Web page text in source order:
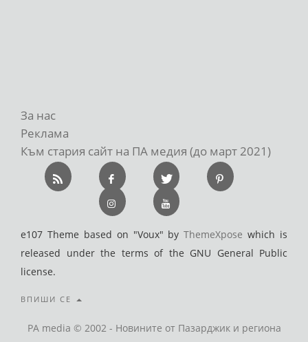
За нас
Реклама
Към стария сайт на ПА медия (до март 2021)
e107 Theme based on "Voux" byThemeXpose which is
released under the terms of the GNU General Public
license.
ВПИШИ СЕ
PA media © 2002 - Новините от Пазарджик и региона